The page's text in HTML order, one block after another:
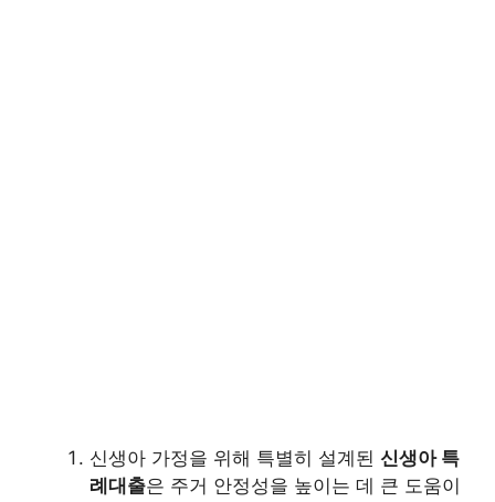
신생아 가정을 위해 특별히 설계된 신생아 특
례대출은 주거 안정성을 높이는 데 큰 도움이